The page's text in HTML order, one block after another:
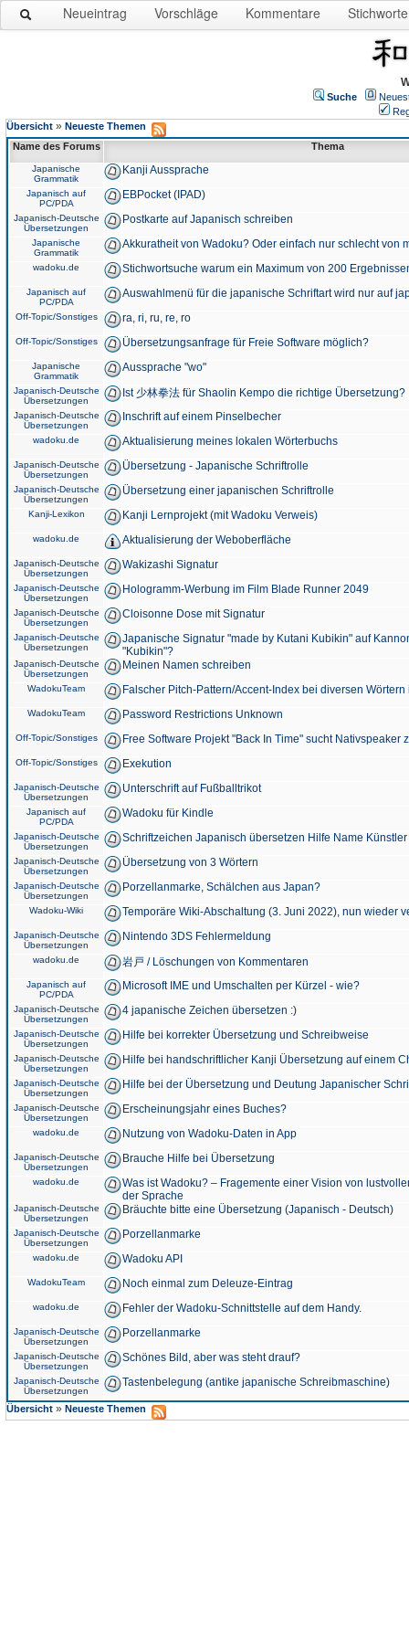
Neueintrag Vorschläge Kommentare Stichworte
Suche
Übersicht » Neueste Themen
Name des Forums
Thema
Japanische
Grammatik
Kanji Aussprache
Japanisch auf
PC/PDA
EBPocket (IPAD)
Japanisch-Deutsche
Übersetzungen
Postkarte auf Japanisch schreiben
Japanische
Grammatik
Akkuratheit von Wadoku? Oder einfach nur schlecht von
wadoku.de Stichwortsuche warum ein Maximum von 200
Japanisch auf
PC/PDA
Auswahlmenü für die japanische Schriftart wird nur auf
Off-Topic/Sonstiges ra, ri, ru, re, ro
Off-Topic/Sonstiges Übersetzungsanfrage für Freie Software möglich?
Japanische
Grammatik
Aussprache "wo"
Japanisch-Deutsche
Übersetzungen
Ist 少林拳法 für Shaolin Kempo die richtige Übersetzung?
Japanisch-Deutsche
Übersetzungen
Inschrift auf einem Pinselbecher
wadoku.de Aktualisierung meines lokalen Wörterbuchs
Japanisch-Deutsche
Übersetzungen
Übersetzung - Japanische Schriftrolle
Japanisch-Deutsche
Übersetzungen
Übersetzung einer japanischen Schriftrolle
Kanji-Lexikon Kanji Lernprojekt (mit Wadoku Verweis)
wadoku.de Aktualisierung der Weboberfläche
Japanisch-Deutsche
Übersetzungen
Wakizashi Signatur
Japanisch-Deutsche
Übersetzungen
Hologramm-Werbung im Film Blade Runner 2049
Japanisch-Deutsche
Übersetzungen
Cloisonne Dose mit Signatur
Japanisch-Deutsche
Übersetzungen
Japanische Signatur "made by Kutani Kubikin" auf
"Kubikin"?
Japanisch-Deutsche
Übersetzungen
Meinen Namen schreiben
WadokuTeam Falscher Pitch-Pattern/Accent-Index bei diversen
WadokuTeam Password Restrictions Unknown
Off-Topic/Sonstiges Free Software Projekt "Back In Time" sucht Nativspeaker
Off-Topic/Sonstiges Exekution
Japanisch-Deutsche
Übersetzungen
Unterschrift auf Fußballtrikot
Japanisch auf
PC/PDA
Wadoku für Kindle
Japanisch-Deutsche
Übersetzungen
Schriftzeichen Japanisch übersetzen Hilfe Name
Japanisch-Deutsche
Übersetzungen
Übersetzung von 3 Wörtern
Japanisch-Deutsche
Übersetzungen
Porzellanmarke, Schälchen aus Japan?
Wadoku-Wiki Temporäre Wiki-Abschaltung (3. Juni 2022), nun wieder
Japanisch-Deutsche
Übersetzungen
Nintendo 3DS Fehlermeldung
wadoku.de 岩戸 / Löschungen von Kommentaren
Japanisch auf
PC/PDA
Microsoft IME und Umschalten per Kürzel - wie?
Japanisch-Deutsche
Übersetzungen
4 japanische Zeichen übersetzen :)
Japanisch-Deutsche
Übersetzungen
Hilfe bei korrekter Übersetzung und Schreibweise
Japanisch-Deutsche
Übersetzungen
Hilfe bei handschriftlicher Kanji Übersetzung auf einem
Japanisch-Deutsche
Übersetzungen
Hilfe bei der Übersetzung und Deutung Japanischer
Japanisch-Deutsche
Übersetzungen
Erscheinungsjahr eines Buches?
wadoku.de Nutzung von Wadoku-Daten in App
Japanisch-Deutsche
Übersetzungen
Brauche Hilfe bei Übersetzung
wadoku.de
Was ist Wadoku? – Fragemente einer Vision von
der Sprache
Japanisch-Deutsche
Übersetzungen
Bräuchte bitte eine Übersetzung (Japanisch - Deutsch)
Japanisch-Deutsche
Übersetzungen
Porzellanmarke
wadoku.de Wadoku API
WadokuTeam Noch einmal zum Deleuze-Eintrag
wadoku.de Fehler der Wadoku-Schnittstelle auf dem Handy.
Japanisch-Deutsche
Übersetzungen
Porzellanmarke
Japanisch-Deutsche
Übersetzungen
Schönes Bild, aber was steht drauf?
Japanisch-Deutsche
Übersetzungen
Tastenbelegung (antike japanische Schreibmaschine)
Übersicht » Neueste Themen